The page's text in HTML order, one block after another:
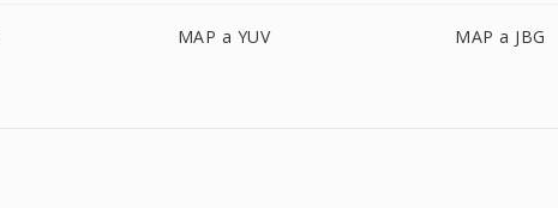
MAP a YUV MAP a JBG